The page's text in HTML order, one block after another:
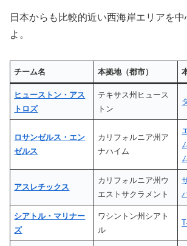
日本からも比較的近い西海岸エリアを
よ。
チーム名 本拠地（都市）
ヒューストン・アス
トロズ
テキサス州ヒュース
トン
ロサンゼルス・エン
ゼルス
カリフォルニア州ア
ナハイム
アスレチックス
カリフォルニア州ウ
エストサクラメント
シアトル・マリナー
ズ
ワシントン州シアト
ル